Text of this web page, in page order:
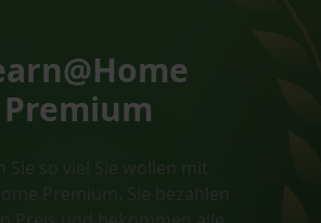
Premium